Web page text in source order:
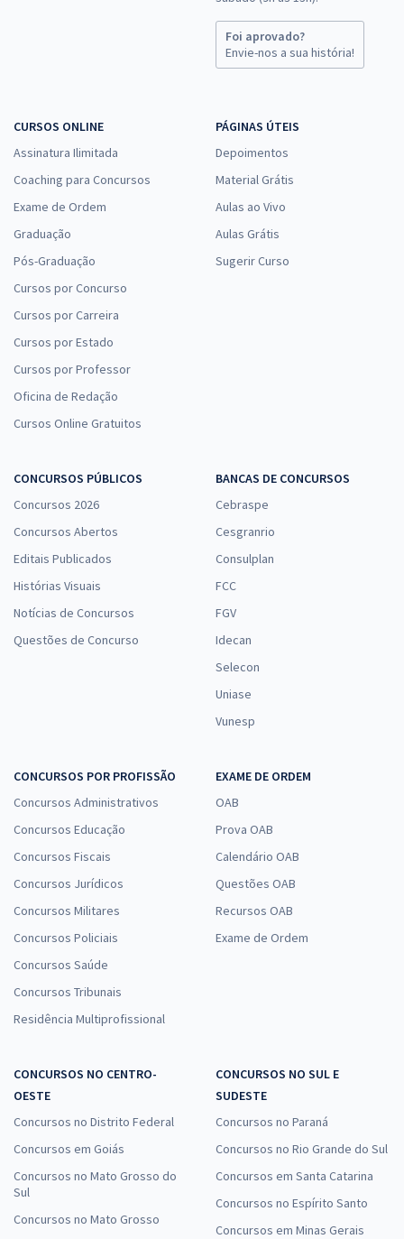
Foi aprovado?
Envie-nos a sua história!
CURSOS ONLINE
Assinatura Ilimitada
Coaching para Concursos
Exame de Ordem
Graduação
Pós-Graduação
Cursos por Concurso
Cursos por Carreira
Cursos por Estado
Cursos por Professor
Oficina de Redação
Cursos Online Gratuitos
PÁGINAS ÚTEIS
Depoimentos
Material Grátis
Aulas ao Vivo
Aulas Grátis
Sugerir Curso
CONCURSOS PÚBLICOS
Concursos 2026
Concursos Abertos
Editais Publicados
Histórias Visuais
Notícias de Concursos
Questões de Concurso
BANCAS DE CONCURSOS
Cebraspe
Cesgranrio
Consulplan
FCC
FGV
Idecan
Selecon
Uniase
Vunesp
CONCURSOS POR PROFISSÃO
Concursos Administrativos
Concursos Educação
Concursos Fiscais
Concursos Jurídicos
Concursos Militares
Concursos Policiais
Concursos Saúde
Concursos Tribunais
Residência Multiprofissional
EXAME DE ORDEM
OAB
Prova OAB
Calendário OAB
Questões OAB
Recursos OAB
Exame de Ordem
CONCURSOS NO CENTRO-
OESTE
Concursos no Distrito Federal
Concursos em Goiás
Concursos no Mato Grosso do
Sul
Concursos no Mato Grosso
CONCURSOS NO SUL E
SUDESTE
Concursos no Paraná
Concursos no Rio Grande do Sul
Concursos em Santa Catarina
Concursos no Espírito Santo
Concursos em Minas Gerais